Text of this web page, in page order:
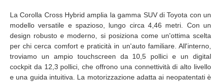
La Corolla Cross Hybrid amplia la gamma SUV di Toyota con un
modello versatile e spazioso, lungo circa 4,46 metri. Con un
design robusto e moderno, si posiziona come un'ottima scelta
per chi cerca comfort e praticità in un'auto familiare. All'interno,
troviamo un ampio touchscreen da 10,5 pollici e un digital
cockpit da 12,3 pollici, che offrono una connettività di alto livello
e una guida intuitiva. La motorizzazione adatta ai neopatentati è